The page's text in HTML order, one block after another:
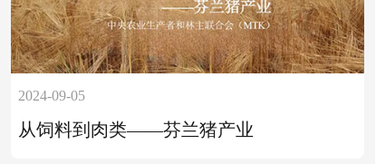
2024-09-05
从饲料到肉类——芬兰猪产业